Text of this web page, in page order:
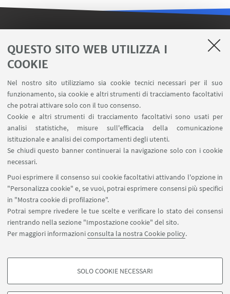
QUESTO SITO WEB UTILIZZA I
COOKIE
Nel nostro sito utilizziamo sia cookie tecnici necessari per il suo
funzionamento, sia cookie e altri strumenti di tracciamento facoltativi
che potrai attivare solo con il tuo consenso.
Cookie e altri strumenti di tracciamento facoltativi sono usati per
analisi statistiche, misure sull'efficacia della comunicazione
istituzionale e analisi dei comportamenti degli utenti.
Se chiudi questo banner continuerai la navigazione solo con i cookie
necessari.
Puoi esprimere il consenso sui cookie facoltativi attivando l'opzione in
"Personalizza cookie" e, se vuoi, potrai esprimere consensi più specifici
in "Mostra cookie di profilazione".
Potrai sempre rivedere le tue scelte e verificare lo stato dei consensi
rientrando nella sezione "Impostazione cookie" del sito.
Per maggiori informazioniconsulta la nostra Cookie policy.
COOKIE DI PROFILAZIONE - FACOLTATIVI
SOLO COOKIE NECESSARI
Contatti
Carta dei servizi
SEGUI IL DIPARTIMENTO SU:
SEGUI UNIBO SU:
APP: